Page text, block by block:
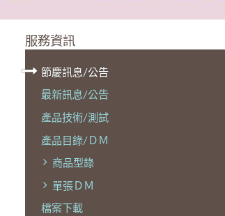
服務資訊
節慶訊息/公告
最新訊息/公告
產品技術/測試
產品目錄/ＤＭ
商品型錄
單張ＤＭ
檔案下載